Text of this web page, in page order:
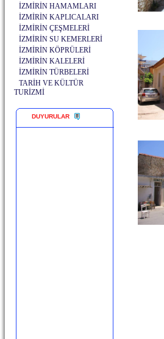
İZMİRİN HAMAMLARI
İZMİRİN KAPLICALARI
İZMİRİN ÇEŞMELERİ
İZMİRİN SU KEMERLERİ
İZMİRİN KÖPRÜLERİ
İZMİRİN KALELERİ
İZMİRİN TÜRBELERİ
TARİH VE KÜLTÜR
TURİZMİ
DUYURULAR